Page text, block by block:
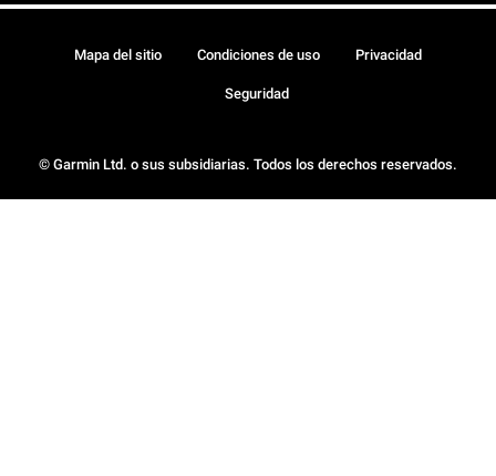
© Garmin Ltd. o sus subsidiarias. Todos los derechos reservados.
Mapa del sitio Condiciones de uso Privacidad
Seguridad